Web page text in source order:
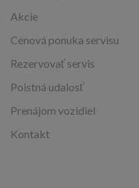
Akcie
Cenová ponuka servisu
Rezervovať servis
Poistná udalosť
Prenájom vozidiel
Kontakt